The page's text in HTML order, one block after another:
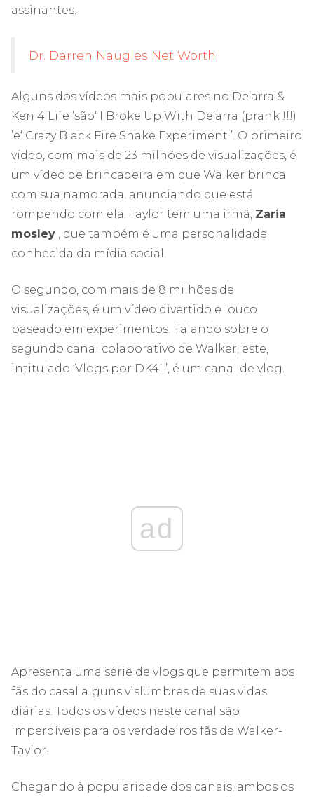
assinantes.
Dr. Darren Naugles Net Worth
Alguns dos vídeos mais populares no De’arra &
Ken 4 Life ’são‘ I Broke Up With De’arra (prank !!!)
’e‘ Crazy Black Fire Snake Experiment ’. O primeiro
vídeo, com mais de 23 milhões de visualizações, é
um vídeo de brincadeira em que Walker brinca
com sua namorada, anunciando que está
rompendo com ela. Taylor tem uma irmã, Zaria
mosley , que também é uma personalidade
conhecida da mídia social.
O segundo, com mais de 8 milhões de
visualizações, é um vídeo divertido e louco
baseado em experimentos. Falando sobre o
segundo canal colaborativo de Walker, este,
intitulado ‘Vlogs por DK4L’, é um canal de vlog.
ad
Apresenta uma série de vlogs que permitem aos
fãs do casal alguns vislumbres de suas vidas
diárias. Todos os vídeos neste canal são
imperdíveis para os verdadeiros fãs de Walker-
Taylor!
Chegando à popularidade dos canais, ambos os